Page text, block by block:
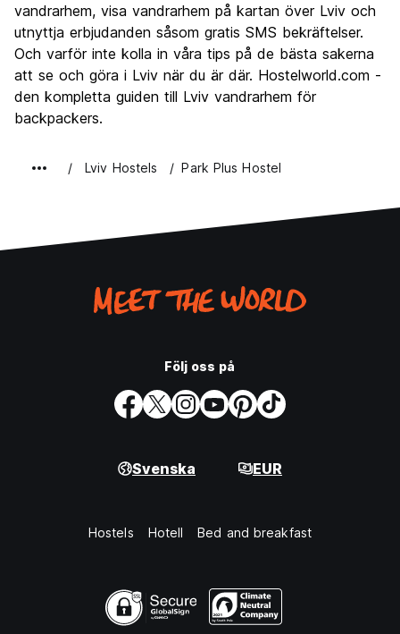
Festa
7.9
Värde för pengarna
9.2
vandrarhem, visa vandrarhem på kartan över Lviv och
utnyttja erbjudanden såsom gratis SMS bekräftelser.
Och varför inte kolla in våra tips på de bästa sakerna
att se och göra i Lviv när du är där. Hostelworld.com -
den kompletta guiden till Lviv vandrarhem för
backpackers.
Lviv Hostels Park Plus Hostel
Följ oss på
Svenska EUR
Hostels Hotell Bed and breakfast